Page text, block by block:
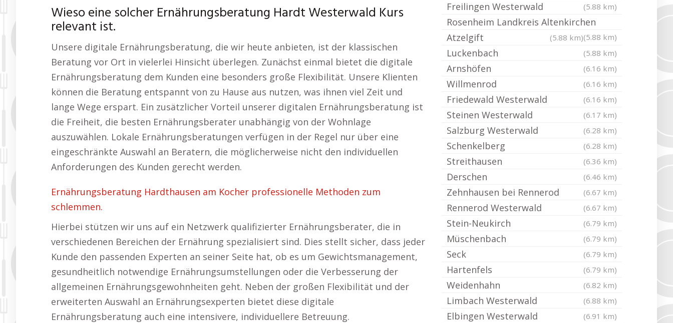
Wieso eine solcher Ernährungsberatung Hardt Westerwald Kurs
relevant ist.
Unsere digitale Ernährungsberatung, die wir heute anbieten, ist der klassischen
Beratung vor Ort in vielerlei Hinsicht überlegen. Zunächst einmal bietet die digitale
Ernährungsberatung dem Kunden eine besonders große Flexibilität. Unsere Klienten
können die Beratung entspannt von zu Hause aus nutzen, was ihnen viel Zeit und
lange Wege erspart. Ein zusätzlicher Vorteil unserer digitalen Ernährungsberatung ist
die Freiheit, die besten Ernährungsberater unabhängig von der Wohnlage
auszuwählen. Lokale Ernährungsberatungen verfügen in der Regel nur über eine
eingeschränkte Auswahl an Beratern, die möglicherweise nicht den individuellen
Anforderungen des Kunden gerecht werden.
Ernährungsberatung Hardthausen am Kocher professionelle Methoden zum
schlemmen.
Hierbei stützen wir uns auf ein Netzwerk qualifizierter Ernährungsberater, die in
verschiedenen Bereichen der Ernährung spezialisiert sind. Dies stellt sicher, dass jeder
Kunde den passenden Experten an seiner Seite hat, ob es um Gewichtsmanagement,
gesundheitlich notwendige Ernährungsumstellungen oder die Verbesserung der
allgemeinen Ernährungsgewohnheiten geht. Neben der großen Flexibilität und der
erweiterten Auswahl an Ernährungsexperten bietet diese digitale
Ernährungsberatung auch eine intensivere, individuellere Betreuung.
Freilingen Westerwald (5.88 km)
Rosenheim Landkreis Altenkirchen
(5.88 km)
Atzelgift (5.88 km)
Luckenbach (5.88 km)
Arnshöfen (6.16 km)
Willmenrod (6.16 km)
Friedewald Westerwald (6.16 km)
Steinen Westerwald (6.17 km)
Salzburg Westerwald (6.28 km)
Schenkelberg (6.28 km)
Streithausen (6.36 km)
Derschen (6.46 km)
Zehnhausen bei Rennerod (6.67 km)
Rennerod Westerwald (6.67 km)
Stein-Neukirch (6.79 km)
Müschenbach (6.79 km)
Seck (6.79 km)
Hartenfels (6.79 km)
Weidenhahn (6.82 km)
Limbach Westerwald (6.88 km)
Elbingen Westerwald (6.91 km)